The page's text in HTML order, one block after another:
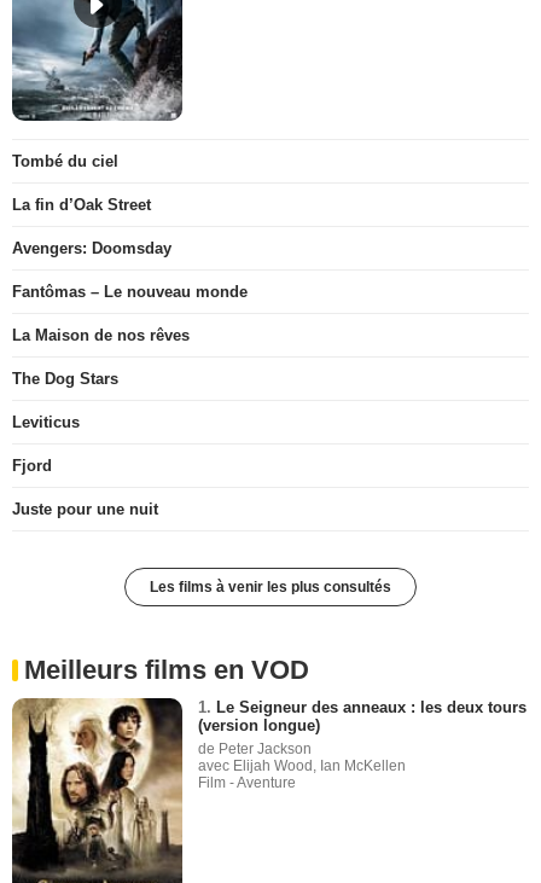
Tombé du ciel
La fin d’Oak Street
Avengers: Doomsday
Fantômas – Le nouveau monde
La Maison de nos rêves
The Dog Stars
Leviticus
Fjord
Juste pour une nuit
Les films à venir les plus consultés
Meilleurs films en VOD
1. Le Seigneur des anneaux : les deux tours
(version longue)
de Peter Jackson
avec Elijah Wood, Ian McKellen
Film - Aventure